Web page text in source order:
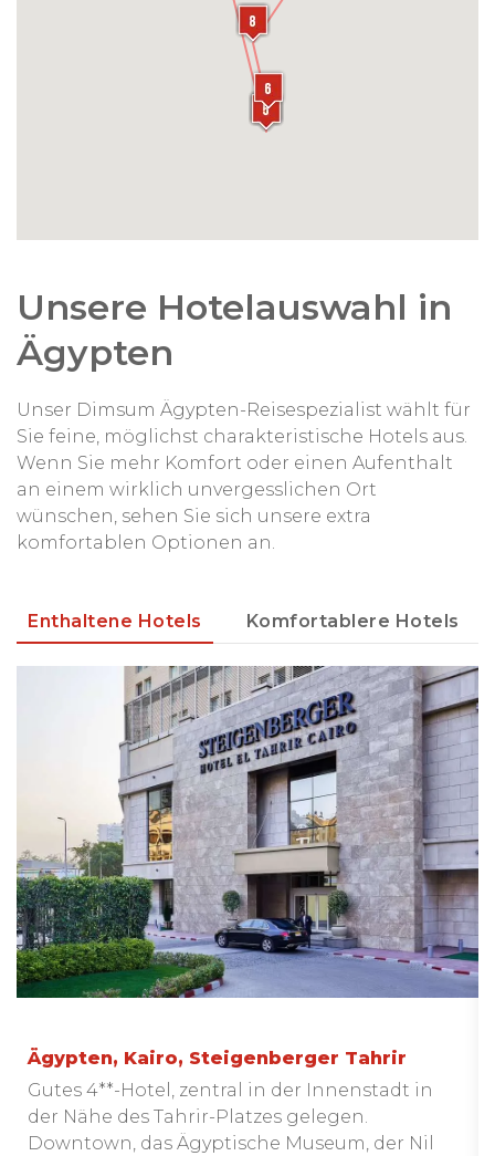
Unsere Hotelauswahl in
Ägypten
Unser Dimsum Ägypten-Reisespezialist wählt für
Sie feine, möglichst charakteristische Hotels aus.
Wenn Sie mehr Komfort oder einen Aufenthalt
an einem wirklich unvergesslichen Ort
wünschen, sehen Sie sich unsere extra
komfortablen Optionen an.
Enthaltene Hotels Komfortablere Hotels
Ägypten, Kairo, Steigenberger Tahrir
Gutes 4**-Hotel, zentral in der Innenstadt in
der Nähe des Tahrir-Platzes gelegen.
Downtown, das Ägyptische Museum, der Nil